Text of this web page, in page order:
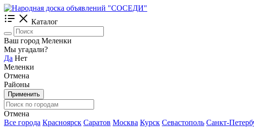
Каталог
Ваш город Меленки
Мы угадали?
Да Нет
Меленки
Отмена
Районы
Применить
Отмена
Все города Красноярск Саратов Москва Курск Севастополь Санкт-